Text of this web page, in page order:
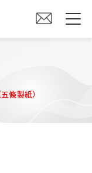
條製紙）